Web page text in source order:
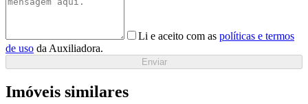
Li e aceito com as políticas e termos
de uso da Auxiliadora.
Enviar
Imóveis similares